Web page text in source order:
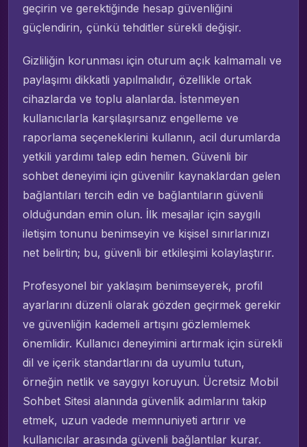
geçirin ve gerektiğinde hesap güvenliğini
güçlendirin, çünkü tehditler sürekli değişir.
Gizliliğin korunması için oturum açık kalmamalı ve
paylaşımı dikkatli yapılmalıdır, özellikle ortak
cihazlarda ve toplu alanlarda. İstenmeyen
kullanıcılarla karşılaşırsanız engelleme ve
raporlama seçeneklerini kullanın, acil durumlarda
yetkili yardımı talep edin hemen. Güvenli bir
sohbet deneyimi için güvenilir kaynaklardan gelen
bağlantıları tercih edin ve bağlantıların güvenli
olduğundan emin olun. İlk mesajlar için saygılı
iletişim tonunu benimseyin ve kişisel sınırlarınızı
net belirtin; bu, güvenli bir etkileşimi kolaylaştırır.
Profesyonel bir yaklaşım benimseyerek, profil
ayarlarını düzenli olarak gözden geçirmek gerekir
ve güvenliğin kademeli artışını gözlemlemek
önemlidir. Kullanıcı deneyimini artırmak için sürekli
dil ve içerik standartlarını da uyumlu tutun,
örneğin netlik ve saygıyı koruyun. Ücretsiz Mobil
Sohbet Sitesi alanında güvenlik adımlarını takip
etmek, uzun vadede memnuniyeti artırır ve
kullanıcılar arasında güvenli bağlantılar kurar.